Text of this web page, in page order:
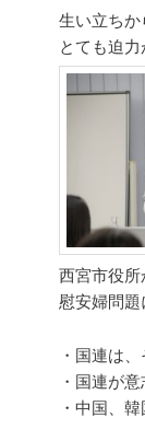
生い立ちか
とても迫力
西宮市役所
慰安婦問題
・国連は
・国連が
・中国、